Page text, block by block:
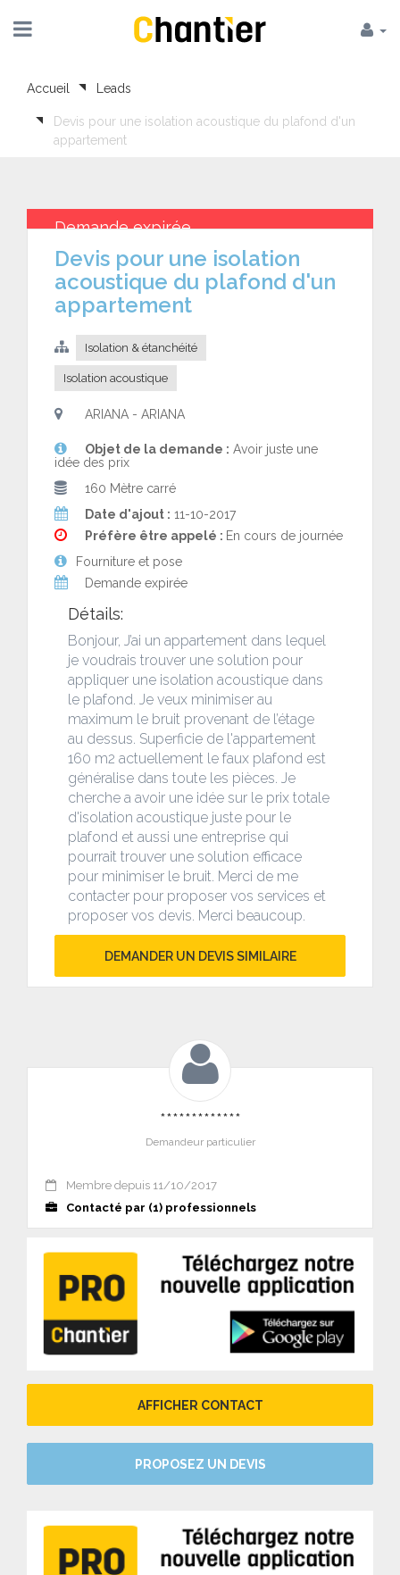
Accueil Leads
Devis pour une isolation acoustique du plafond d'un
appartement
Demande expirée
Devis pour une isolation
acoustique du plafond d'un
appartement
Isolation & étanchéité
Isolation acoustique
ARIANA - ARIANA
Objet de la demande : Avoir juste une
idée des prix
160 Mètre carré
Date d'ajout : 11-10-2017
Préfère être appelé : En cours de journée
Fourniture et pose
Demande expirée
Détails:
Bonjour, J’ai un appartement dans lequel
je voudrais trouver une solution pour
appliquer une isolation acoustique dans
le plafond. Je veux minimiser au
maximum le bruit provenant de l’étage
au dessus. Superficie de l'appartement
160 m2 actuellement le faux plafond est
généralise dans toute les pièces. Je
cherche a avoir une idée sur le prix totale
d'isolation acoustique juste pour le
plafond et aussi une entreprise qui
pourrait trouver une solution efficace
pour minimiser le bruit. Merci de me
contacter pour proposer vos services et
proposer vos devis. Merci beaucoup.
DEMANDER UN DEVIS SIMILAIRE
*************
Demandeur particulier
Membre depuis 11/10/2017
Contacté par (1) professionnels
AFFICHER CONTACT
PROPOSEZ UN DEVIS